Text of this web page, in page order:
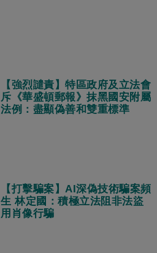
【強烈譴責】特區政府及立法會
斥《華盛頓郵報》抹黑國安附屬
法例：盡顯偽善和雙重標準
【打擊騙案】AI深偽技術騙案頻
生 林定國：積極立法阻非法盜
用肖像行騙